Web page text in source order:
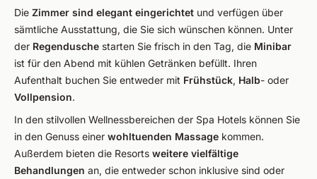
Die Zimmer sind elegant eingerichtet und verfügen über
sämtliche Ausstattung, die Sie sich wünschen können. Unter
der Regendusche starten Sie frisch in den Tag, die Minibar
ist für den Abend mit kühlen Getränken befüllt. Ihren
Aufenthalt buchen Sie entweder mit Frühstück, Halb- oder
Vollpension.
In den stilvollen Wellnessbereichen der Spa Hotels können Sie
in den Genuss einer wohltuenden Massage kommen.
Außerdem bieten die Resorts weitere vielfältige
Behandlungen an, die entweder schon inklusive sind oder